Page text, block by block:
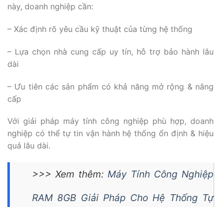
này, doanh nghiệp cần:
– Xác định rõ yêu cầu kỹ thuật của từng hệ thống
– Lựa chọn nhà cung cấp uy tín, hỗ trợ bảo hành lâu
dài
– Ưu tiên các sản phẩm có khả năng mở rộng & nâng
cấp
Với giải pháp máy tính công nghiệp phù hợp, doanh
nghiệp có thể tự tin vận hành hệ thống ổn định & hiệu
quả lâu dài.
>>> Xem thêm: Máy Tính Công Nghiệp
RAM 8GB Giải Pháp Cho Hệ Thống Tự